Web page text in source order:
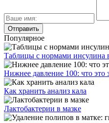
Популярное
Таблицы с нормами инсулина
Нижнее давление 100: что это
Как хранить анализ кала
Лактобактерии в мазке